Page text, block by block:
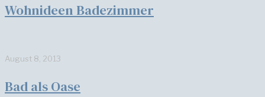
Wohnideen Badezimmer
August 8, 2013
Bad als Oase